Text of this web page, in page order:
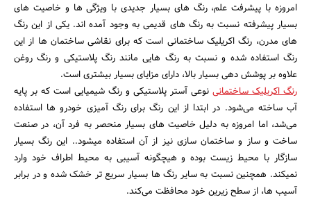
امروزه با پیشرفت علم، رنگ‌ های بسیار جدیدی با ویژگی‌ ها و خاصیت های
بسیار پیشرفته نسبت‌ به رنگ‌ های قدیمی به‌ وجود آمده اند. یکی از این رنگ‌
های مدرن، رنگ اکریلیک ساختمانی است که برای نقاشی ساختمان‌ ها از این
رنگ استفاده‌ شده و نسبت‌ به رنگ‌ هایی مانند رنگ پلاستیکی و رنگ روغن
علاوه‌ بر پوشش‌ دهی بسیار بالا، دارای مزایای بسیار بیشتری است.
رنگ اکریلیک ساختمانی نوعی آستر پلاستیکی و رنگ شیمیایی است که بر پایه
آب ساخته می‌شود. در ابتدا از این رنگ برای رنگ‌ آمیزی خودرو ها استفاده
می‌شد، اما امروزه به دلیل خاصیت‌ های بسیار منحصر به‌ فرد آن، در صنعت
ساخت‌ و ساز و ساختمان‌ سازی نیز از آن استفاده میشود.. این رنگ بسیار
سازگار با محیط‌ زیست بوده و هیچگونه آسیبی به محیط اطراف خود وارد
نمیکند. همچنین نسبت‌ به سایر رنگ‌ ها بسیار سریع‌ تر خشک‌ شده و در برابر
آسیب ها، از سطح زیرین خود محافظت می‌کند.